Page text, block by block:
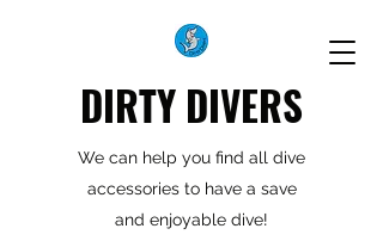
DIRTY DIVERS
We can help you find all dive
accessories to have a save
and enjoyable dive!